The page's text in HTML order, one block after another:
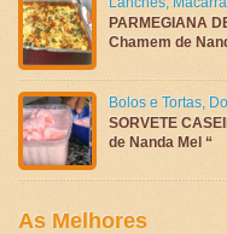
PARMEGIANA
Chamem de
Bolos e Tortas,
SORVETE
de Nanda Mel “
As Melhores